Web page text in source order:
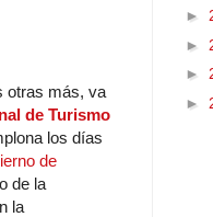
otras más, va
de Turismo
los días
de
de la
la
►
►
►
►